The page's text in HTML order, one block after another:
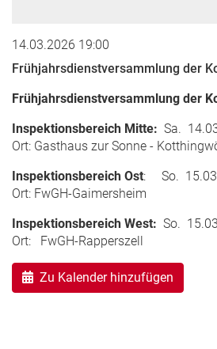
14.03.2026 19:00
Frühjahrsdienstversammlung der
Frühjahrsdienstversammlung der
Inspektionsbereich Mitte: Sa.
Ort: Gasthaus zur Sonne -
Inspektionsbereich Ost: So.
Ort: FwGH-Gaimersheim
Inspektionsbereich West: So.
Ort: FwGH-Rapperszell
Zu Kalender hinzufügen